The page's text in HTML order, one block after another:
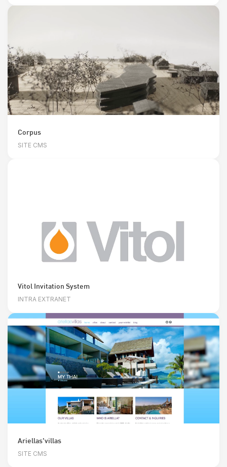
Corpus
SITE CMS
Vitol Invitation System
INTRA EXTRANET
Ariellas'villas
SITE CMS